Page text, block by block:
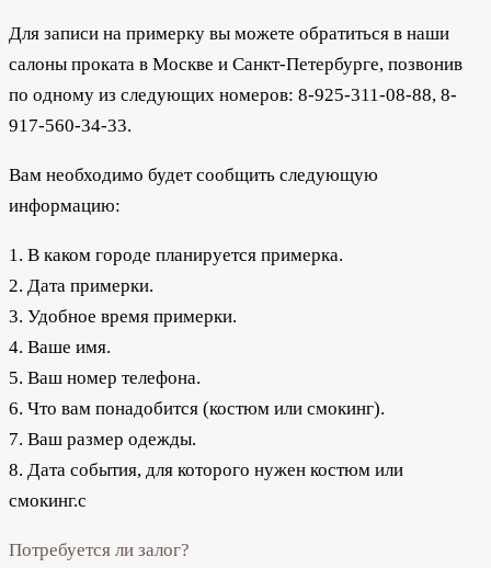
Для записи на примерку вы можете обратиться в наши
салоны проката в Москве и Санкт-Петербурге, позвонив
по одному из следующих номеров: 8-925-311-08-88, 8-
917-560-34-33.
Вам необходимо будет сообщить следующую
информацию:
1. В каком городе планируется примерка.
2. Дата примерки.
3. Удобное время примерки.
4. Ваше имя.
5. Ваш номер телефона.
6. Что вам понадобится (костюм или смокинг).
7. Ваш размер одежды.
8. Дата события, для которого нужен костюм или
смокинг.с
Потребуется ли залог?